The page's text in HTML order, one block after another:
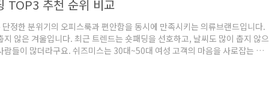
TOP3 추천 순위 비교
정한 분위기의 오피스룩과 편안함을 동시에 만족시키는 의류브랜드입니다.
지 않은 겨울입니다. 최근 트렌드는 숏패딩을 선호하고, 날씨도 많이 춥지 않으
람들이 많더라구요. 쉬즈미스는 30대~50대 여성 고객의 마음을 사로잡는 디
을 수 있는 장점이 있어서 좋아하시는 분들이 많습니다. 거기에 가격까지 합